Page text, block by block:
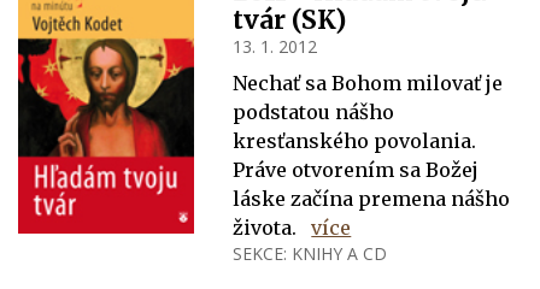
tvár (SK)
13. 1. 2012
Nechať sa Bohom milovať je
podstatou nášho
kresťanského povolania.
Práve otvorením sa Božej
láske začína premena nášho
života.
více
SEKCE: KNIHY A CD